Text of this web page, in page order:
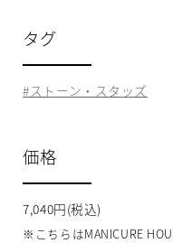
タグ
ストーン・スタッズ
価格
7,040円(税込)
※こちらはMANICURE